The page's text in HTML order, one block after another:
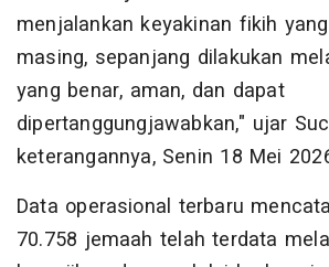
menjalankan keyakinan fikih
masing, sepanjang dilakukan
yang benar, aman, dan dapat
dipertanggungjawabkan," ujar
keterangannya, Senin 18 Mei
Data operasional terbaru
70.758 jemaah telah terdata